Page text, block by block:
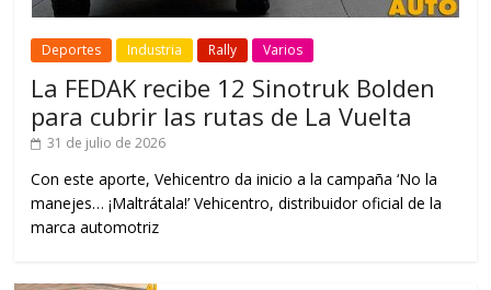
Deportes Industria Rally Varios
La FEDAK recibe 12 Sinotruk Bolden
para cubrir las rutas de La Vuelta
31 de julio de 2026
Con este aporte, Vehicentro da inicio a la campaña ‘No la
manejes… ¡Maltrátala!’ Vehicentro, distribuidor oficial de la
marca automotriz